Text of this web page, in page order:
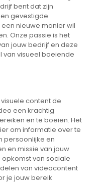
bent dat zijn
gevestigde
nieuwe manier wil
Onze passie is het
jouw bedrijf en deze
van visueel boeiende
content de
een krachtig
en te boeien. Het
om informatie over te
persoonlijke en
en missie van jouw
van sociale
van videocontent
je jouw bereik